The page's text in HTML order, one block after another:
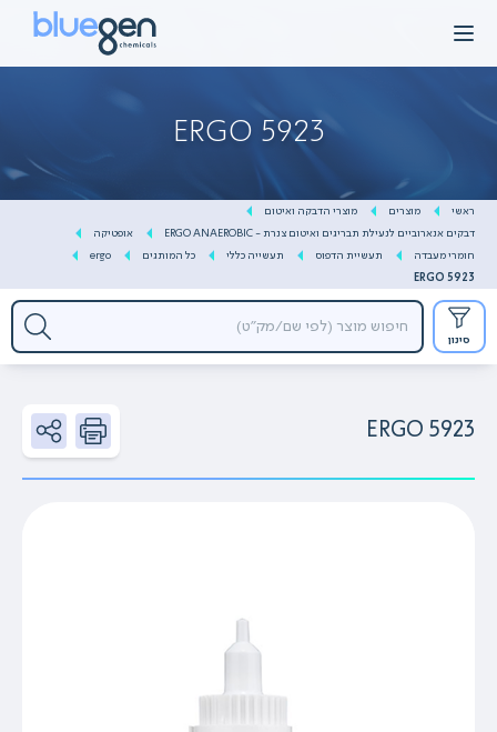
to
ERGO 5923
ראשי מוצרים
מוצרי הדבקה ואיטום
דבקים אנארוביים לנעילת תבריגים ואיטום צנרת - ERGO ANAEROBIC
אופטיקה
חומרי מעבדה
תעשיית הדפוס תעשייה כללי כל המותגים
ergo
ERGO 5923
סינון
ERGO 5923